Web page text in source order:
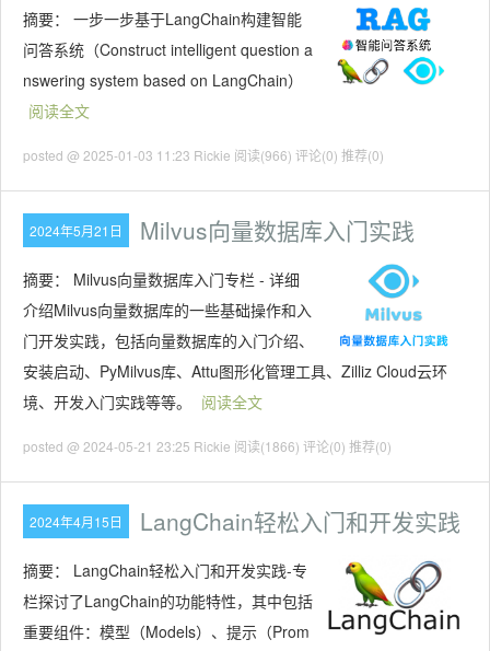
摘要： 一步一步基于LangChain构建智能
问答系统（Construct intelligent question a
nswering system based on LangChain）
阅读全文
posted @ 2025-01-03 11:23 Rickie 阅读(966) 评论(0) 推荐(0)
2024年5月21日 Milvus向量数据库入门实践
摘要： Milvus向量数据库入门专栏 - 详细
介绍Milvus向量数据库的一些基础操作和入
门开发实践，包括向量数据库的入门介绍、
安装启动、PyMilvus库、Attu图形化管理工具、Zilliz Cloud云环
境、开发入门实践等等。
阅读全文
posted @ 2024-05-21 23:25 Rickie 阅读(1866) 评论(0) 推荐(0)
2024年4月15日 LangChain轻松入门和开发实践
摘要： LangChain轻松入门和开发实践-专
栏探讨了LangChain的功能特性，其中包括
重要组件：模型（Models）、提示（Prom